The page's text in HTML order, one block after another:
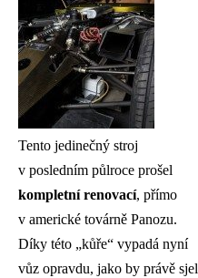
Tento jedinečný stroj
v posledním půlroce prošel
kompletní renovací, přímo
v americké továrně Panozu.
Díky této „kůře“ vypadá nyní
vůz opravdu, jako by právě sjel